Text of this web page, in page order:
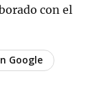
con el
Google